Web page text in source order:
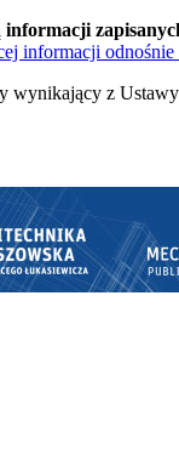
informacji
informacji
wynikający z